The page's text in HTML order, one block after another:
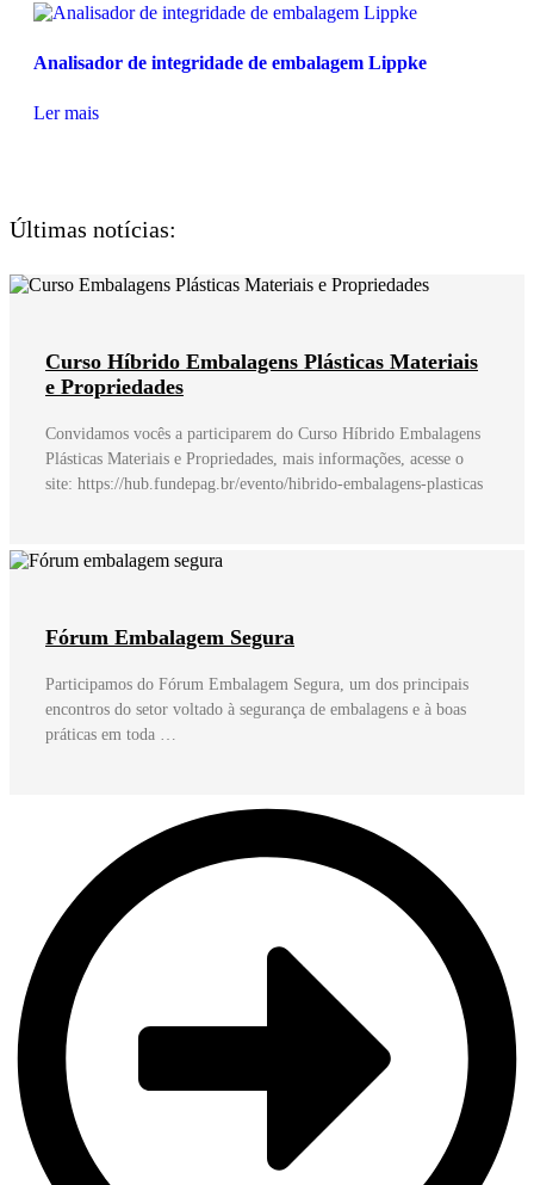
Analisador de integridade de embalagem Lippke
Ler mais
Últimas notícias:
Curso Híbrido Embalagens Plásticas Materiais
e Propriedades
Convidamos vocês a participarem do Curso Híbrido Embalagens
Plásticas Materiais e Propriedades, mais informações, acesse o
site: https://hub.fundepag.br/evento/hibrido-embalagens-plasticas
Fórum Embalagem Segura
Participamos do Fórum Embalagem Segura, um dos principais
encontros do setor voltado à segurança de embalagens e à boas
práticas em toda …